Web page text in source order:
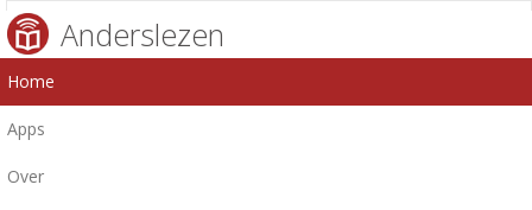
Anderslezen
Home
Apps
Over